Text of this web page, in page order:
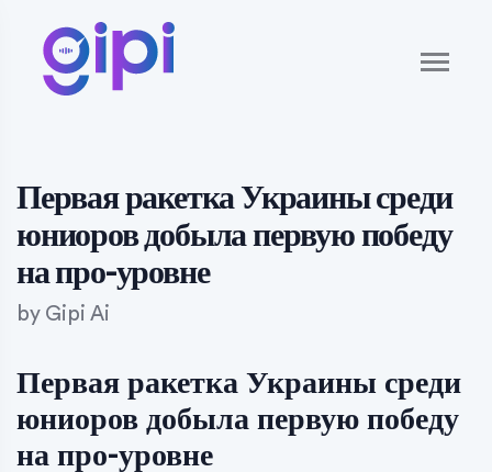
Первая ракетка Украины среди
юниоров добыла первую победу
на про-уровне
by Gipi Ai
Первая ракетка Украины среди
юниоров добыла первую победу
на про-уровне